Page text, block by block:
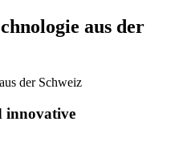
aus der
innovative